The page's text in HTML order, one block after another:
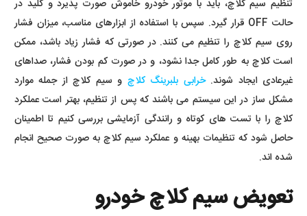
تنظیم سیم کلاچ، باید با موتور خودرو خاموش صورت پذیرد و کلید در
حالت OFF قرار گیرد. سپس با استفاده از ابزارهای مناسب، میزان فشار
روی سیم کلاچ را تنظیم می کنند. در صورتی که فشار زیاد باشد، ممکن
است کلاچ به طور کامل جدا نشود، و در صورت کم بودن فشار، صداهای
غیرعادی ایجاد شوند.خرابی بلبرینگ کلاچ و سیم کلاچ از جمله موارد
مشکل ساز در این سیستم می باشند که پس از تنظیم، بهتر است عملکرد
کلاچ را با تست های کوتاه و رانندگی آزمایشی بررسی کنیم تا اطمینان
حاصل شود که تنظیمات بهینه و عملکرد سیم کلاچ به صورت صحیح انجام
شده اند.
تعویض سیم کلاچ خودرو